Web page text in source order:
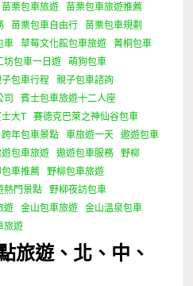
苗栗包車旅遊
苗栗包車旅遊推薦
苗栗包車自由行
苗栗包車規劃
車 草莓文化館包車旅遊
菁桐包車
坊包車一日遊
萌狗包車
子包車行程
親子包車諮詢
司
賓士包車旅遊十二人座
士大T
賽德克巴萊之神仙谷包車
跨年包車景點 車旅遊一天
遨遊包車
遊包車旅遊 遨遊包車服務
野柳
車推薦
野柳包車旅遊
熱門景點
野柳夜訪包車
遊 金山包車旅遊
金山溫泉包車
旅遊
旅遊、北、中、